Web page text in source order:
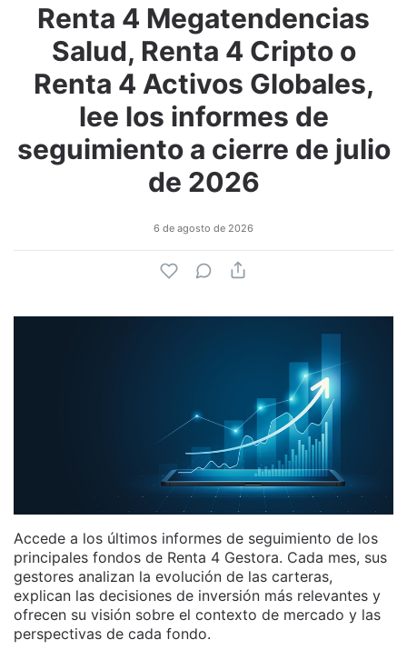
Renta 4 Megatendencias
Salud, Renta 4 Cripto o
Renta 4 Activos Globales,
lee los informes de
seguimiento a cierre de julio
de 2026
6 de agosto de 2026
Accede a los últimos informes de seguimiento de los
principales fondos de Renta 4 Gestora. Cada mes, sus
gestores analizan la evolución de las carteras,
explican las decisiones de inversión más relevantes y
ofrecen su visión sobre el contexto de mercado y las
perspectivas de cada fondo.